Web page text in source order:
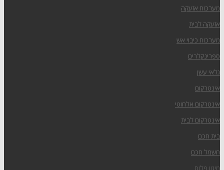
מערכות אזעקה
אזעקה לבית
מערכות כיבוי אש
ספרינקלרים
גלאי עשן
אינטרקום
אינטרקום אלחוטי
אינטרקום לבית
בית חכם
חשמל חכם
מיגון פלוס